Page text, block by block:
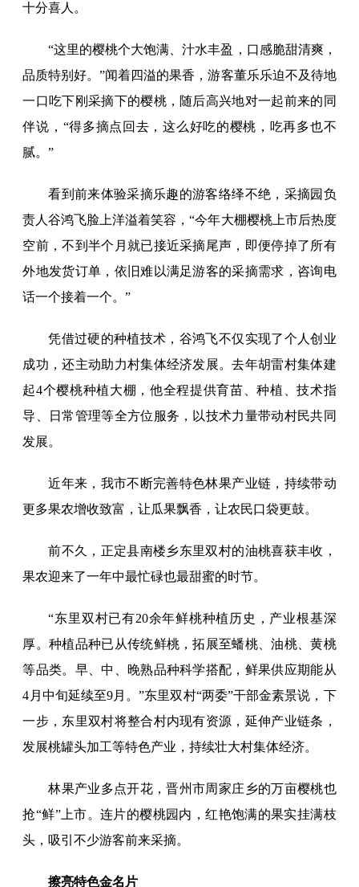
十分喜人。
“这里的樱桃个大饱满、汁水丰盈，口感脆甜清爽，
品质特别好。”闻着四溢的果香，游客董乐乐迫不及待地
一口吃下刚采摘下的樱桃，随后高兴地对一起前来的同
伴说，“得多摘点回去，这么好吃的樱桃，吃再多也不
腻。”
看到前来体验采摘乐趣的游客络绎不绝，采摘园负
责人谷鸿飞脸上洋溢着笑容，“今年大棚樱桃上市后热度
空前，不到半个月就已接近采摘尾声，即便停掉了所有
外地发货订单，依旧难以满足游客的采摘需求，咨询电
话一个接着一个。”
凭借过硬的种植技术，谷鸿飞不仅实现了个人创业
成功，还主动助力村集体经济发展。去年胡雷村集体建
起4个樱桃种植大棚，他全程提供育苗、种植、技术指
导、日常管理等全方位服务，以技术力量带动村民共同
发展。
近年来，我市不断完善特色林果产业链，持续带动
更多果农增收致富，让瓜果飘香，让农民口袋更鼓。
前不久，正定县南楼乡东里双村的油桃喜获丰收，
果农迎来了一年中最忙碌也最甜蜜的时节。
“东里双村已有20余年鲜桃种植历史，产业根基深
厚。种植品种已从传统鲜桃，拓展至蟠桃、油桃、黄桃
等品类。早、中、晚熟品种科学搭配，鲜果供应期能从
4月中旬延续至9月。”东里双村“两委”干部金素景说，下
一步，东里双村将整合村内现有资源，延伸产业链条，
发展桃罐头加工等特色产业，持续壮大村集体经济。
林果产业多点开花，晋州市周家庄乡的万亩樱桃也
抢“鲜”上市。连片的樱桃园内，红艳饱满的果实挂满枝
头，吸引不少游客前来采摘。
擦亮特色金名片